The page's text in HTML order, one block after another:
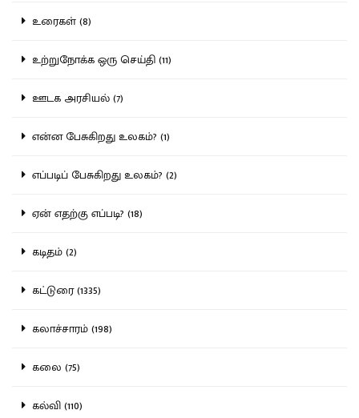
உரைகள் (8)
உற்றுநோக்க ஒரு செய்தி (11)
ஊடக அரசியல் (7)
என்ன பேசுகிறது உலகம்? (1)
எப்படிப் பேசுகிறது உலகம்? (2)
ஏன் எதற்கு எப்படி? (18)
கடிதம் (2)
கட்டுரை (1335)
கலாச்சாரம் (198)
கலை (75)
கல்வி (110)